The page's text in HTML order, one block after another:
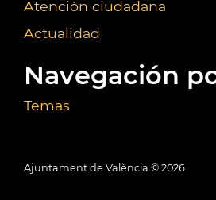
Atención ciudadana
Actualidad
Navegación
Temas
Ajuntament de València © 2026